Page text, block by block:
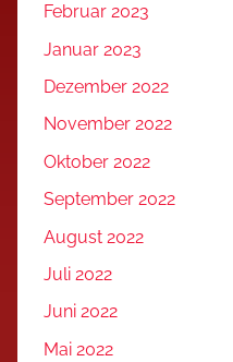
Februar 2023
Januar 2023
Dezember 2022
November 2022
Oktober 2022
September 2022
August 2022
Juli 2022
Juni 2022
Mai 2022